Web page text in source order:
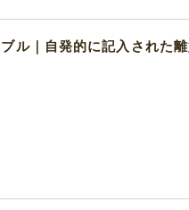
ル｜自発的に記入された